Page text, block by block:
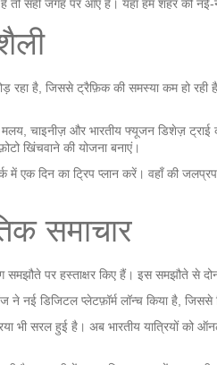
सही जगह पर आए हैं। यहाँ हम शहर की
है, जिससे ट्रैफ़िक की समस्या कम हो रही
चाइनीज़ और भारतीय फ्यूजन डिशेज़
खिंचवाने की योजना बनाएं।
एक दिन का ट्रिप प्लान करें। वहाँ की
समाचार
पर हस्ताक्षर किए हैं। इस समझौते से
डिजिटल प्लेटफ़ॉर्म लॉन्च किया है, जिससे
भी सरल हुई है। अब भारतीय यात्रियों